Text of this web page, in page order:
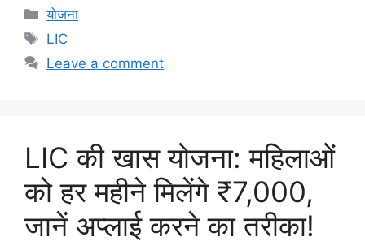
Categories
योजना
Tags
LIC
Leave a comment
LIC की खास योजना: महिलाओं
को हर महीने मिलेंगे ₹7,000,
जानें अप्लाई करने का तरीका!